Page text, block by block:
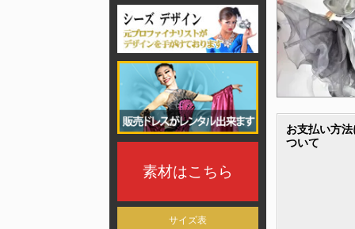
素材はこちら
サイズ表
お支払い方法
ついて